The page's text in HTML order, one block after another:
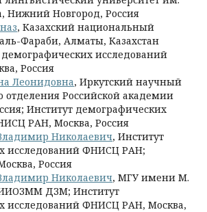
Нижний Новгород, Россия
, Казахский национальный
Фараби, Алматы, Казахстан
демографических исследований
Россия
Леонидовна, Иркутский научный
отделения Российской академии
Институт демографических
РАН, Москва, Россия
Николаевич, Институт
исследований ФНИСЦ РАН;
Россия
Николаевич, МГУ имени М.
ДЗМ; Институт
исследований ФНИСЦ РАН, Москва,